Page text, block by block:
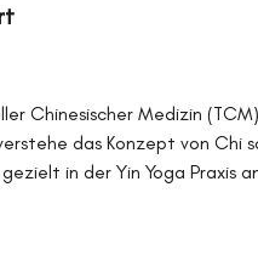
Chinesischer Medizin
das Konzept von Chi
in der Yin Yoga Praxis